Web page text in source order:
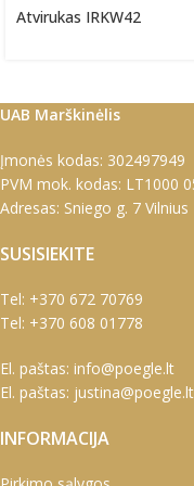
Atvirukas IRKW42
UAB Marškinėlis
Įmonės kodas: 302497949
PVM mok. kodas: LT1000
Adresas: Sniego g. 7
SUSISIEKITE
Tel: +370 672 70769
Tel: +370 608 01778
El. paštas: info@poegle.lt
El. paštas: justina@poegle.lt
INFORMACIJA